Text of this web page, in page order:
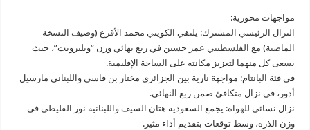
مواجهات محورية:
النزال الرئيسي المشترك: يلتقي الكويتي محمد الأقرع (وصيف النسخة
الماضية) مع الفلسطيني عمر حسين في ربع نهائي وزن “ويلترويت”، حيث
يسعى كل منهما لتعزيز مكانته على الساحة الإقليمية.
في فئة البانتام: مواجهة نارية بين الجزائري مختار بن قاسي واللبناني مارسيل
أدور، في نزال متكافئ ضمن ربع النهائي.
نزال نسائي للهواة: يجمع السعودية هتان السيف واللبنانية نور الفليطي في
وزن الذرة، وسط توقعات بتقديم أداء مثير.